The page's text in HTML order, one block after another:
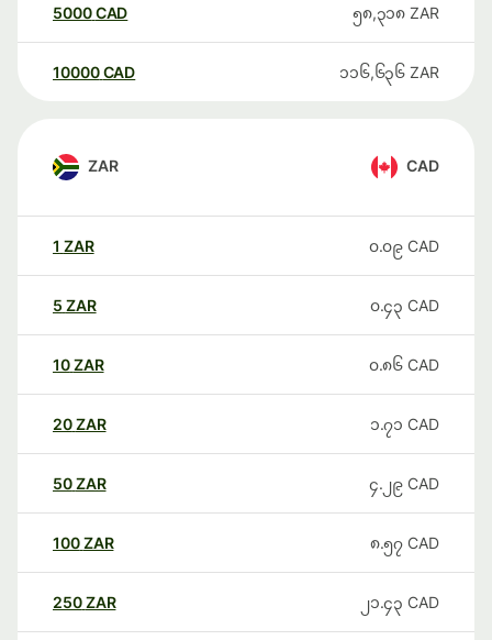
5000CAD ၅၈,၃၁၈ ZAR
10000 CAD ၁၁၆,၆၃၆ ZAR
ZAR CAD
1 ZAR ၀.၀၉ CAD
5 ZAR ၀.၄၃ CAD
10ZAR ၀.၈၆ CAD
20ZAR ၁.၇၁ CAD
50ZAR ၄.၂၉ CAD
100ZAR ၈.၅၇ CAD
250ZAR ၂၁.၄၃ CAD